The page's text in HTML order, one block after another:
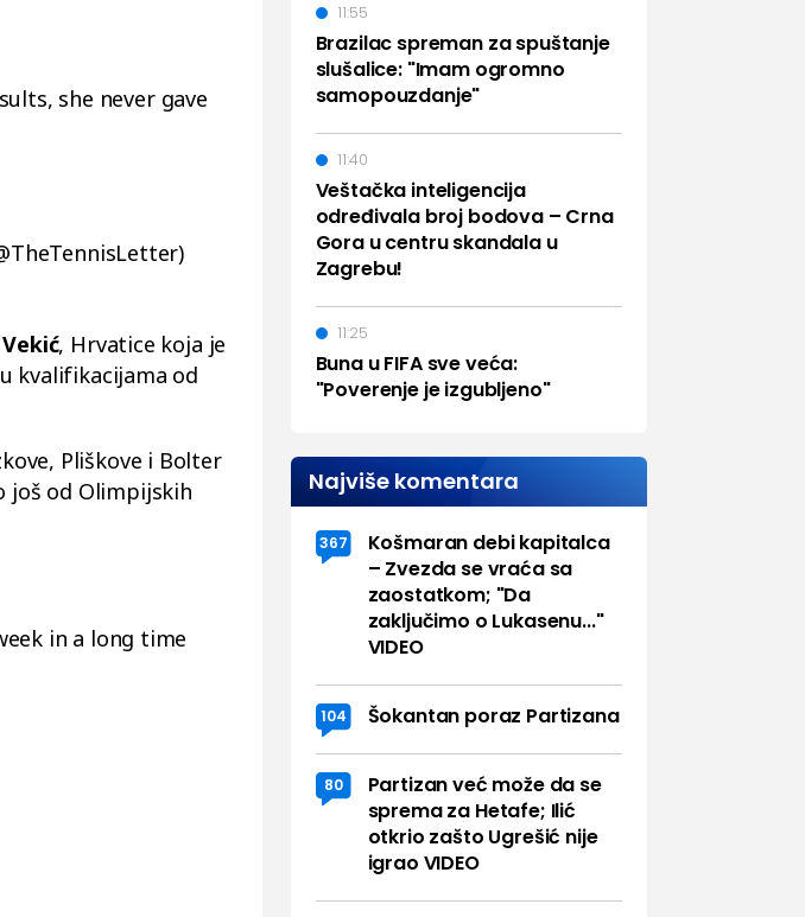
she never gave
, Hrvatice koja je
kvalifikacijama od
Pliškove i Bolter
još od Olimpijskih
in a long time
Brazilac spreman za spuštanje
slušalice: "Imam ogromno
samopouzdanje"
11:55
Veštačka inteligencija
određivala broj bodova – Crna
Gora u centru skandala u
Zagrebu!
11:40
Buna u FIFA sve veća:
"Poverenje je izgubljeno"
11:25
Najviše komentara
367
Košmaran debi kapitalca
– Zvezda se vraća sa
zaostatkom; "Da
zaključimo o Lukasenu..."
VIDEO
104 Šokantan poraz Partizana
80
Partizan već može da se
sprema za Hetafe; Ilić
otkrio zašto Ugrešić nije
igrao VIDEO